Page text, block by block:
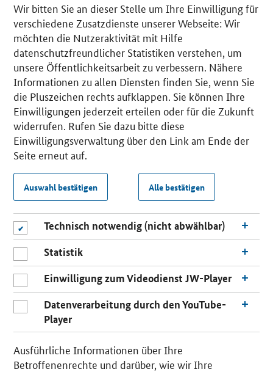
Wir bitten Sie an dieser Stelle um Ihre Einwilligung für
verschiedene Zusatzdienste unserer Webseite: Wir
möchten die Nutzeraktivität mit Hilfe
datenschutzfreundlicher Statistiken verstehen, um
unsere Öffentlichkeitsarbeit zu verbessern. Nähere
Informationen zu allen Diensten finden Sie, wenn Sie
die Pluszeichen rechts aufklappen. Sie können Ihre
Einwilligungen jederzeit erteilen oder für die Zukunft
widerrufen. Rufen Sie dazu bitte diese
Einwilligungsverwaltung über den Link am Ende der
Seite erneut auf.
Auswahl bestätigen Alle bestätigen
Technisch notwendig (nicht abwählbar)
Statistik
Einwilligung zum Videodienst JW-Player
Datenverarbeitung durch den YouTube-
Player
Ausführliche Informationen über Ihre
Betroffenenrechte und darüber, wie wir Ihre